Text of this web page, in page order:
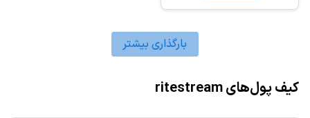
بارگذاری بیشتر
کیف پول‌های ritestream